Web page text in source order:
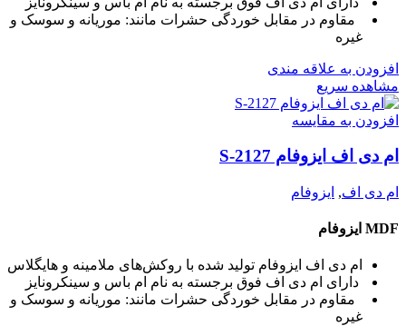
مقاوم در مقابل خوردگی حشرات مانند: موریانه و سوسک و
غیره
افزودن به علاقه مندی
مشاهده سریع
افزودن به مقایسه
ام دی اف ایزوفام S-2127
ام دی اف, ایزوفام
MDF ایزوفام
ام دی اف ایزوفام تولید شده با روکش‌های ملامینه و هایگلاس
دارای ام دی اف فوق برجسته به نام ام باس و سینکرونایز
مقاوم در مقابل خوردگی حشرات مانند: موریانه و سوسک و
غیره